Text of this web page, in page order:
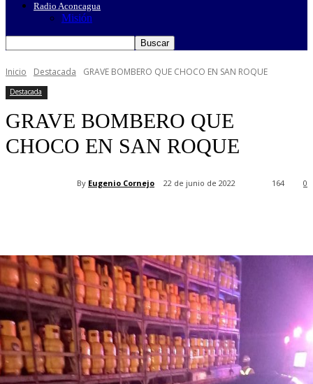
Radio Aconcagua
Misión
Inicio Destacada GRAVE BOMBERO QUE CHOCO EN SAN ROQUE
Destacada
GRAVE BOMBERO QUE
CHOCO EN SAN ROQUE
By Eugenio Cornejo 22 de junio de 2022 0
164